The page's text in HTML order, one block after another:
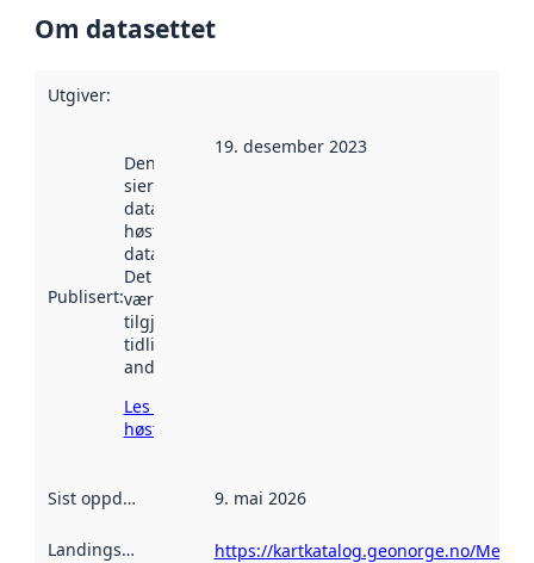
Om datasettet
Utgiver:
Publisert:
Denne datoen
sier når
datasettet ble
høstet av
data.norge.no.
Det kan ha
vært
tilgjengelig
tidligere
andre steder.
Les mer om
høsting her
19. desember 2023
Sist oppdatert 9. mai 2026
Landingsside
https://kartkatalog.geonorge.no/